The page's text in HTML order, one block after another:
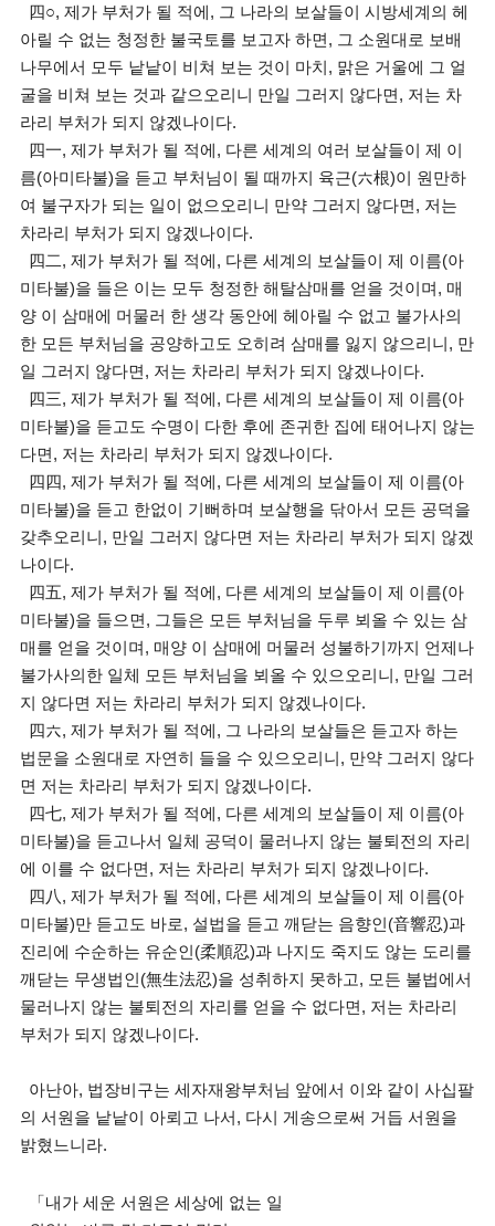
四○, 제가 부처가 될 적에, 그 나라의 보살들이 시방세계의 헤
아릴 수 없는 청정한 불국토를 보고자 하면, 그 소원대로 보배
나무에서 모두 낱낱이 비쳐 보는 것이 마치, 맑은 거울에 그 얼
굴을 비쳐 보는 것과 같으오리니 만일 그러지 않다면, 저는 차
라리 부처가 되지 않겠나이다.
四一, 제가 부처가 될 적에, 다른 세계의 여러 보살들이 제 이
름(아미타불)을 듣고 부처님이 될 때까지 육근(六根)이 원만하
여 불구자가 되는 일이 없으오리니 만약 그러지 않다면, 저는
차라리 부처가 되지 않겠나이다.
四二, 제가 부처가 될 적에, 다른 세계의 보살들이 제 이름(아
미타불)을 들은 이는 모두 청정한 해탈삼매를 얻을 것이며, 매
양 이 삼매에 머물러 한 생각 동안에 헤아릴 수 없고 불가사의
한 모든 부처님을 공양하고도 오히려 삼매를 잃지 않으리니, 만
일 그러지 않다면, 저는 차라리 부처가 되지 않겠나이다.
四三, 제가 부처가 될 적에, 다른 세계의 보살들이 제 이름(아
미타불)을 듣고도 수명이 다한 후에 존귀한 집에 태어나지 않는
다면, 저는 차라리 부처가 되지 않겠나이다.
四四, 제가 부처가 될 적에, 다른 세계의 보살들이 제 이름(아
미타불)을 듣고 한없이 기뻐하며 보살행을 닦아서 모든 공덕을
갖추오리니, 만일 그러지 않다면 저는 차라리 부처가 되지 않겠
나이다.
四五, 제가 부처가 될 적에, 다른 세계의 보살들이 제 이름(아
미타불)을 들으면, 그들은 모든 부처님을 두루 뵈올 수 있는 삼
매를 얻을 것이며, 매양 이 삼매에 머물러 성불하기까지 언제나
불가사의한 일체 모든 부처님을 뵈올 수 있으오리니, 만일 그러
지 않다면 저는 차라리 부처가 되지 않겠나이다.
四六, 제가 부처가 될 적에, 그 나라의 보살들은 듣고자 하는
법문을 소원대로 자연히 들을 수 있으오리니, 만약 그러지 않다
면 저는 차라리 부처가 되지 않겠나이다.
四七, 제가 부처가 될 적에, 다른 세계의 보살들이 제 이름(아
미타불)을 듣고나서 일체 공덕이 물러나지 않는 불퇴전의 자리
에 이를 수 없다면, 저는 차라리 부처가 되지 않겠나이다.
四八, 제가 부처가 될 적에, 다른 세계의 보살들이 제 이름(아
미타불)만 듣고도 바로, 설법을 듣고 깨닫는 음향인(音響忍)과
진리에 수순하는 유순인(柔順忍)과 나지도 죽지도 않는 도리를
깨닫는 무생법인(無生法忍)을 성취하지 못하고, 모든 불법에서
물러나지 않는 불퇴전의 자리를 얻을 수 없다면, 저는 차라리
부처가 되지 않겠나이다.
아난아, 법장비구는 세자재왕부처님 앞에서 이와 같이 사십팔
의 서원을 낱낱이 아뢰고 나서, 다시 게송으로써 거듭 서원을
밝혔느니라.
「내가 세운 서원은 세상에 없는 일